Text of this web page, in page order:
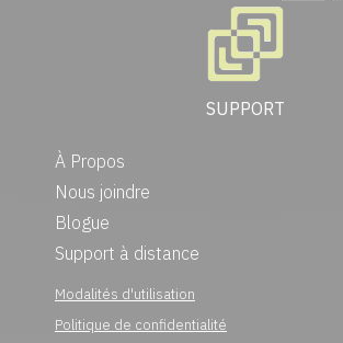
SUPPORT
À Propos
Nous joindre
Blogue
Support à distance
Modalités d'utilisation
Politique de confidentialité